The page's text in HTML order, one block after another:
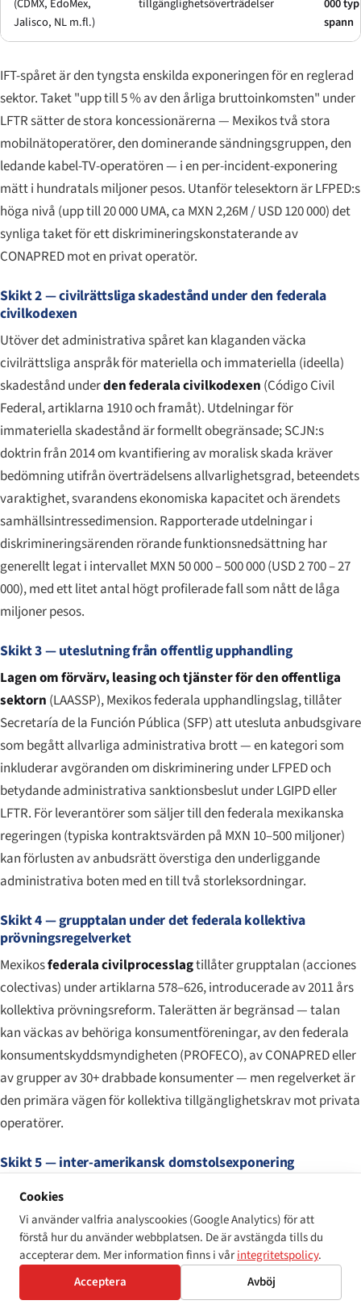
(CDMX, EdoMex,
Jalisco, NL m.fl.)
tillgänglighetsöverträdelser
000
spann
IFT-spåret är den tyngsta enskilda exponeringen för en reglerad
sektor. Taket "upp till 5 % av den årliga bruttoinkomsten" under
LFTR sätter de stora koncessionärerna — Mexikos två stora
mobilnätoperatörer, den dominerande sändningsgruppen, den
ledande kabel-TV-operatören — i en per-incident-exponering
mätt i hundratals miljoner pesos. Utanför telesektorn är LFPED:s
höga nivå (upp till 20 000 UMA, ca MXN 2,26M / USD 120 000) det
synliga taket för ett diskrimineringskonstaterande av
CONAPRED mot en privat operatör.
Skikt 2 — civilrättsliga skadestånd under den federala
civilkodexen
Utöver det administrativa spåret kan klaganden väcka
civilrättsliga anspråk för materiella och immateriella (ideella)
skadestånd underden federala civilkodexen (Código Civil
Federal, artiklarna 1910 och framåt). Utdelningar för
immateriella skadestånd är formellt obegränsade; SCJN:s
doktrin från 2014 om kvantifiering av moralisk skada kräver
bedömning utifrån överträdelsens allvarlighetsgrad, beteendets
varaktighet, svarandens ekonomiska kapacitet och ärendets
samhällsintressedimension. Rapporterade utdelningar i
diskrimineringsärenden rörande funktionsnedsättning har
generellt legat i intervallet MXN 50 000 – 500 000 (USD 2 700 – 27
000), med ett litet antal högt profilerade fall som nått de låga
miljoner pesos.
Skikt 3 — uteslutning från offentlig upphandling
Lagen om förvärv, leasing och tjänster för den offentliga
sektorn (LAASSP), Mexikos federala upphandlingslag, tillåter
Secretaría de la Función Pública (SFP) att utesluta anbudsgivare
som begått allvarliga administrativa brott — en kategori som
inkluderar avgöranden om diskriminering under LFPED och
betydande administrativa sanktionsbeslut under LGIPD eller
LFTR. För leverantörer som säljer till den federala mexikanska
regeringen (typiska kontraktsvärden på MXN 10–500 miljoner)
kan förlusten av anbudsrätt överstiga den underliggande
administrativa boten med en till två storleksordningar.
Skikt 4 — grupptalan under det federala kollektiva
prövningsregelverket
Mexikosfederala civilprocesslagtillåter grupptalan (acciones
colectivas) under artiklarna 578–626, introducerade av 2011 års
kollektiva prövningsreform. Talerätten är begränsad — talan
kan väckas av behöriga konsumentföreningar, av den federala
konsumentskyddsmyndigheten (PROFECO), av CONAPRED eller
av grupper av 30+ drabbade konsumenter — men regelverket är
den primära vägen för kollektiva tillgänglighetskrav mot privata
operatörer.
Skikt 5 — inter-amerikansk domstolsexponering
(statsnivå)
För systematiska brister som kan tillskrivas den mexikanska
staten kan klaganden uttömma inhemska rättsmedel och gå
vidare tillInter-Amerikanska kommissionen för mänskliga
(IACHR) och slutligen till
Inter-Amerikanska
domstolen för mänskliga rättigheter(IACtHR), med Mexiko
Cookies
Vi använder valfria analyscookies (Google Analytics) för att
förstå hur du använder webbplatsen. De är avstängda tills du
accepterar dem. Mer information finns i vårintegritetspolicy.
Acceptera
Avböj